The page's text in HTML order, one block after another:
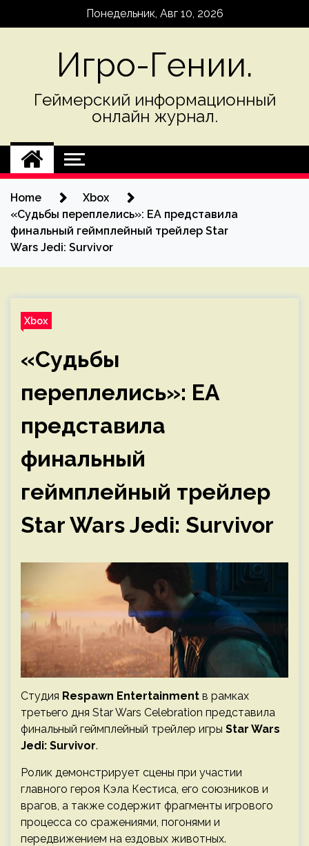
Понедельник, Авг 10, 2026
Игро-Гении.
Геймерский информационный
онлайн журнал.
Home
Xbox
«Судьбы переплелись»: EA представила
финальный геймплейный трейлер Star
Wars Jedi: Survivor
Xbox
«Судьбы
переплелись»: EA
представила
финальный
геймплейный трейлер
Star Wars Jedi: Survivor
Студия Respawn Entertainment в рамках
третьего дня Star Wars Celebration представила
финальный геймплейный трейлер игры Star Wars
Jedi: Survivor.
Ролик демонстрирует сцены при участии
главного героя Кэла Кестиса, его союзников и
врагов, а также содержит фрагменты игрового
процесса со сражениями, погонями и
передвижением на ездовых животных.